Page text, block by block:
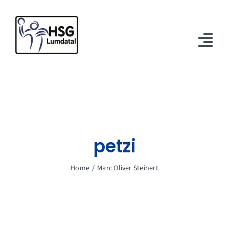
Inhalt
springen
petzi
Home Marc Oliver Steinert